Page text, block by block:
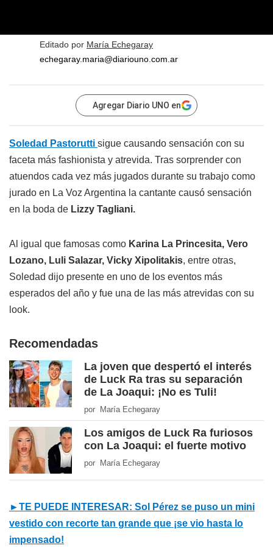
Editado por María Echegaray
echegaray.maria@diariouno.com.ar
Agregar Diario UNO en
Soledad Pastorutti sigue causando sensación con su
faceta más fashionista y atrevida. Tras sorprender con
atuendos cada vez más jugados durante su trabajo como
jurado en La Voz Argentina la cantante causó sensación
en la boda de Lizzy Tagliani.
Al igual que famosas como Karina La Princesita, Vero
Lozano, Luli Salazar, Vicky Xipolitakis, entre otras,
Soledad dijo presente en uno de los eventos más
esperados del año y fue una de las más atrevidas con su
look.
Recomendadas
La joven que despertó el interés
de Luck Ra tras su separación
de La Joaqui: ¡No es Tuli!
por María Echegaray
Los amigos de Luck Ra furiosos
con La Joaqui: el fuerte motivo
por María Echegaray
►TE PUEDE INTERESAR: Sol Pérez se puso un mini
vestido con recorte tan grande que ¡se vio hasta lo
impensado!